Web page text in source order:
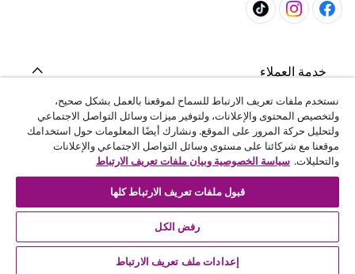
خدمة العملاء
المشاريع
vidaXL
اكتشف المزيد
نستخدم ملفات تعريف الارتباط للسماح لموقعنا بالعمل بشكل صحيح،
ولتخصيص المحتوى والإعلانات، ولتوفير ميزات وسائل التواصل الاجتماعي
ولتحليل حركة المرور على الموقع. ونشارك أيضًا المعلومات حول استخدامك
موقعنا مع شركائنا على مستوى وسائل التواصل الاجتماعي والإعلانات
والتحليلات. سياسة الخصوصية وبيان ملفات تعريف الارتباط
قبول ملفات تعريف الارتباط كلها
رفض الكل
إعدادات ملف تعريف الارتباط